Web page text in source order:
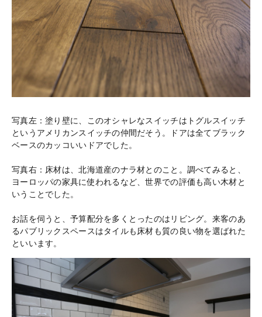
写真左：塗り壁に、このオシャレなスイッチはトグルスイッチ
というアメリカンスイッチの仲間だそう。ドアは全てブラック
ベースのカッコいいドアでした。
写真右：床材は、北海道産のナラ材とのこと。調べてみると、
ヨーロッパの家具に使われるなど、世界での評価も高い木材と
いうことでした。
お話を伺うと、予算配分を多くとったのはリビング。来客のあ
るパブリックスペースはタイルも床材も質の良い物を選ばれた
といいます。